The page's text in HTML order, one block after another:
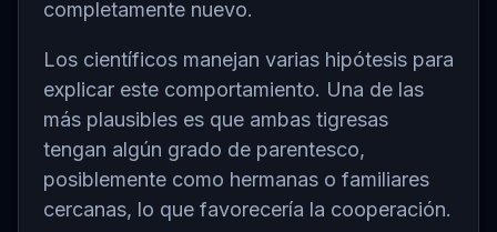
completamente nuevo.
Los científicos manejan varias hipótesis para
explicar este comportamiento. Una de las
más plausibles es que ambas tigresas
tengan algún grado de parentesco,
posiblemente como hermanas o familiares
cercanas, lo que favorecería la cooperación.